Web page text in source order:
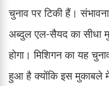
चुनाव पर टिकी हैं।
अब्दुल एल-सैयद का सीधा
होगा। मिशिगन का यह
हुआ है क्योंकि इस मुकाबले में